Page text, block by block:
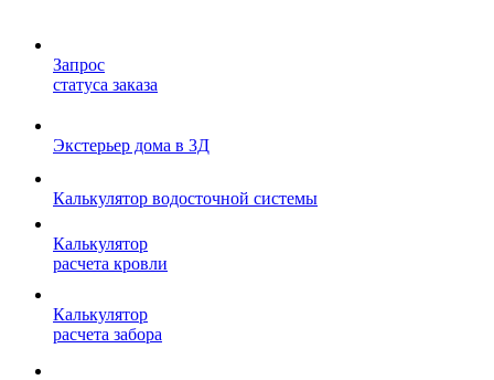
Запрос
статуса заказа
Экстерьер дома в 3Д
Калькулятор водосточной системы
Калькулятор
расчета кровли
Калькулятор
расчета забора